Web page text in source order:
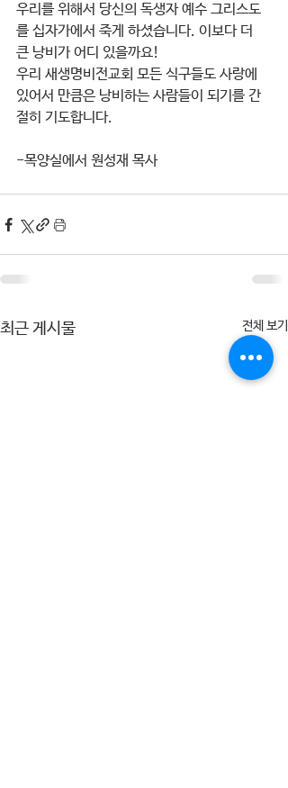
우리를 위해서 당신의 독생자 예수 그리스도
를 십자가에서 죽게 하셨습니다. 이보다 더
큰 낭비가 어디 있을까요!
우리 새생명비전교회 모든 식구들도 사랑에
있어서 만큼은 낭비하는 사람들이 되기를 간
절히 기도합니다.
-목양실에서 원성재 목사
최근 게시물 전체 보기